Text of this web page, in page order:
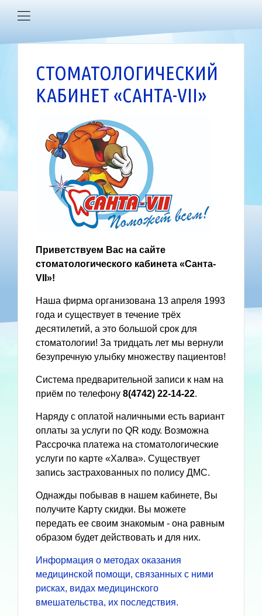
СТОМАТОЛОГИЧЕСКИЙ
КАБИНЕТ «САНТА-VII»
Приветствуем Вас на сайте
стоматологического кабинета «Санта-
VII»!
Наша фирма организована 13 апреля 1993
года и существует в течение трёх
десятилетий, а это большой срок для
стоматологии! За тридцать лет мы вернули
безупречную улыбку множеству пациентов!
Система предварительной записи к нам на
приём по телефону 8(4742) 22-14-22.
Наряду с оплатой наличными есть вариант
оплаты за услуги по QR коду. Возможна
Рассрочка платежа на стоматологические
услуги по карте «Халва». Существует
запись застрахованных по полису ДМС.
Однажды побывав в нашем кабинете, Вы
получите Карту скидки. Вы можете
передать ее своим знакомым - она равным
образом будет действовать и для них.
Информация о методах оказания
медицинской помощи, связанных с ними
рисках, видах медицинского
вмешательства, их последствия.